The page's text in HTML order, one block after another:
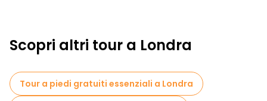
Scopri altri tour a Londra
Tour a piedi gratuiti essenziali a Londra